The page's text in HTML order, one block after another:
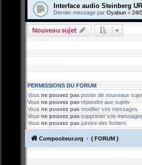
Interface audio Steinberg
Dernier message par Oyabun « 24/
Nouveau sujet
PERMISSIONS DU FORUM
Vous ne pouvez pas poster de nouveaux
Vousne pouvez pasrépondre aux sujets
Vous ne pouvez pas modifier vos messages
Vousne pouvez passupprimer vos
Vous ne pouvez pas joindre des fichiers
Compositeur.org { FORUM }